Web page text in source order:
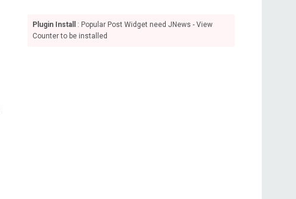
Plugin Install
: Popular Post Widget need JNews - View
Counter to be installed